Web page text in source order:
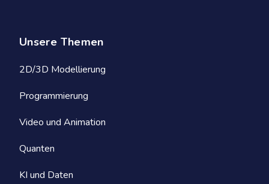
Unsere Themen
2D/3D Modellierung
Programmierung
Video und Animation
Quanten
KI und Daten